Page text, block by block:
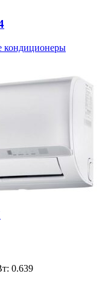
кондиционеры
0.639